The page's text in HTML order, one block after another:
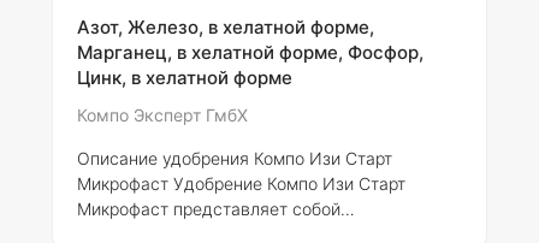
ингибитором нитрификации DMPP. Это
современное удобрение обеспечивает как
быстрый, так и пролонгированный эффект, что
особенно важно для повышения урожайности
и качества сельскохозяйственной продукции.
Гранулы имеют однородную структуру, что
делает их удобными в примен
Азот, Железо, в хелатной форме,
Марганец, в хелатной форме, Фосфор,
Цинк, в хелатной форме
Компо Эксперт ГмбХ
Описание удобрения Компо Изи Старт
МикрофастУдобрение Компо Изи Старт
Микрофаст представляет собой